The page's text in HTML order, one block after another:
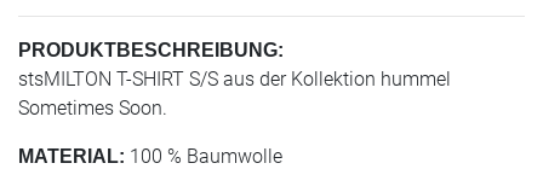
PRODUKTBESCHREIBUNG:
stsMILTON T-SHIRT S/S aus der Kollektion hummel
Sometimes Soon.
MATERIAL: 100 % Baumwolle